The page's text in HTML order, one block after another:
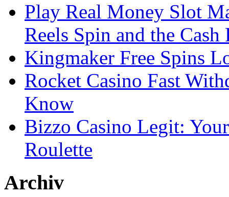
Play Real Money Slot
Reels Spin and the Cash
Kingmaker Free Spins
Rocket Casino Fast
Know
Bizzo Casino Legit:
Roulette
Archiv